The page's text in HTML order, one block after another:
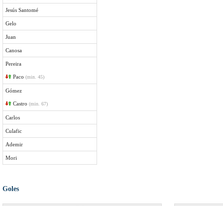
Jesús Santomé
Gelo
Juan
Canosa
Pereira
Paco (min. 45)
Gómez
Castro (min. 67)
Carlos
Culafic
Ademir
Mori
Goles